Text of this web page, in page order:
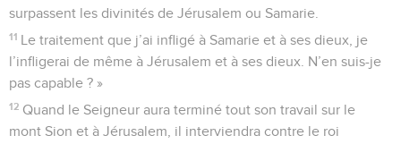
surpassent les divinités de Jérusalem ou Samarie.
11 Le traitement que j’ai infligé à Samarie et à ses dieux, je
l’infligerai de même à Jérusalem et à ses dieux. N’en suis-je
pas capable ? »
12 Quand le Seigneur aura terminé tout son travail sur le
mont Sion et à Jérusalem, il interviendra contre le roi